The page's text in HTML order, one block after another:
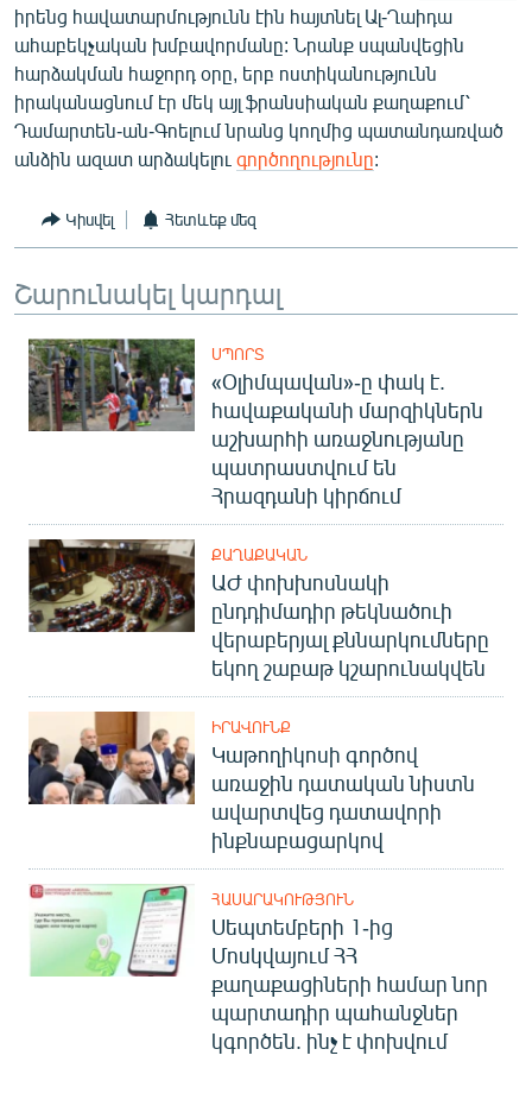
իրենց հավատարմությունն էին հայտնել Ալ-Ղաիդա
ահաբեկչական խմբավորմանը: Նրանք սպանվեցին
հարձակման հաջորդ օրը, երբ ոստիկանությունն
իրականացնում էր մեկ այլ ֆրանսիական քաղաքում՝
Դամարտեն-ան-Գոելում նրանց կողմից պատանդառված
անձին ազատ արձակելու գործողությունը:
Կիսվել Հետևեք մեզ
Շարունակել կարդալ
ՍՊՈՐՏ
«Օլիմպավան»-ը փակ է.
հավաքականի մարզիկներն
աշխարհի առաջնությանը
պատրաստվում են
Հրազդանի կիրճում
ՔԱՂԱՔԱԿԱՆ
ԱԺ փոխխոսնակի
ընդդիմադիր թեկնածուի
վերաբերյալ քննարկումները
եկող շաբաթ կշարունակվեն
ԻՐԱՎՈՒՆՔ
Կաթողիկոսի գործով
առաջին դատական նիստն
ավարտվեց դատավորի
ինքնաբացարկով
ՀԱՍԱՐԱԿՈՒԹՅՈՒՆ
Սեպտեմբերի 1-ից
Մոսկվայում ՀՀ
քաղաքացիների համար նոր
պարտադիր պահանջներ
կգործեն. ինչ է փոխվում